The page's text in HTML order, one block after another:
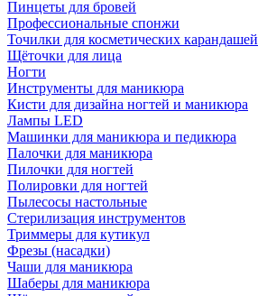
Пинцеты для бровей
Профессиональные спонжи
Точилки для косметических карандашей
Щёточки для лица
Ногти
Инструменты для маникюра
Кисти для дизайна ногтей и маникюра
Лампы LED
Машинки для маникюра и педикюра
Палочки для маникюра
Пилочки для ногтей
Полировки для ногтей
Пылесосы настольные
Стерилизация инструментов
Триммеры для кутикул
Фрезы (насадки)
Чаши для маникюра
Шаберы для маникюра